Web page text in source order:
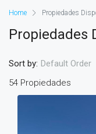
Home Propiedades
Propiedades
54 Propiedades
Sort by: Default Order